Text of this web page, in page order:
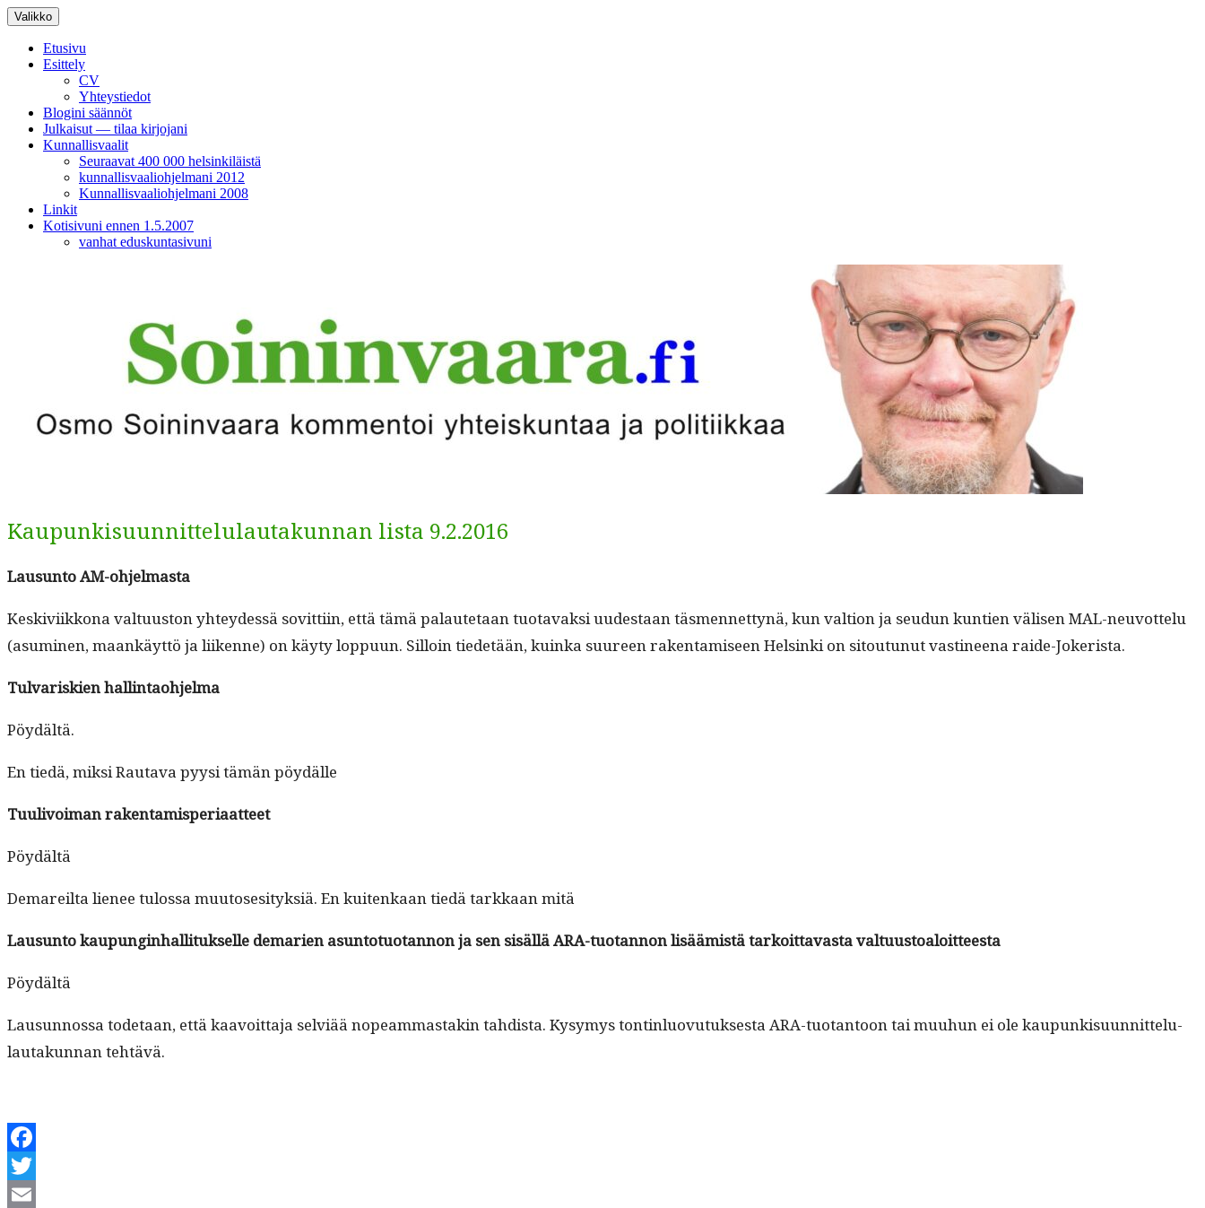
Siirry
sisältöön
Valikko
Etusivu
Esittely
CV
Yhteystiedot
Blogini säännöt
Julkaisut — tilaa kirjojani
Kunnallisvaalit
Seuraavat 400 000 helsinkiläistä
kunnallisvaaliohjelmani 2012
Kunnallisvaaliohjelmani 2008
Linkit
Kotisivuni ennen 1.5.2007
vanhat eduskuntasivuni
Kaupunkisuunnittelulautakunnan lista 9.2.2016
Lausun­to AM-ohjelmasta
Keskivi­ikkona val­tu­us­ton yhtey­dessä sovit­ti­in, että tämä palaute­taan tuo­tavak­si uud­estaan täs­men­net­tynä, kun val­tion ja seudun kun­tien välisen MAL-neu­vot­telu
(asum­i­nen, maankäyt­tö ja liikenne) on käy­ty lop­pu­un. Sil­loin tiede­tään, kuin­ka suureen rak­en­tamiseen Helsin­ki on sitoutunut vasti­neena raide-Jokerista.
Tul­variskien hallintaohjelma
Pöy­dältä.
En tiedä, mik­si Rauta­va pyysi tämän pöydälle
Tuulivoiman rak­en­tamis­pe­ri­aat­teet
Pöy­dältä
Demareil­ta lie­nee tulos­sa muu­tosesi­tyk­siä. En kuitenkaan tiedä tarkkaan mitä
Lausun­to kaupung­in­hal­li­tuk­selle demarien asun­to­tuotan­non ja sen sisäl­lä ARA-tuotan­non lisäämistä tarkoit­tavas­ta valtuustoaloitteesta
Pöy­dältä
Lausun­nos­sa tode­taan, että kaavoit­ta­ja selviää nopeam­mas­takin tahdista. Kysymys ton­tin­lu­ovu­tuk­ses­ta ARA-tuotan­toon tai muuhun ei ole kaupunkisu­un­nit­telu­
lau­takun­nan tehtävä.
Facebook
Twitter